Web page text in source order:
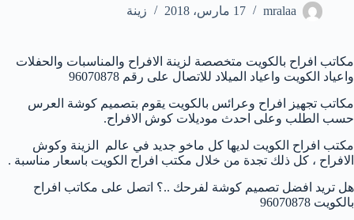
mralaa 17 مارس، 2018 زينة
مكاتب افراح بالكويت متخصصة لزينة الافراح والمناسبات والحفلات
واعياد الكويت واعياد الميلاد للاتصال على رقم 96070878
مكاتب تجهيز افراح وعرائس بالكويت يقوم بتصميم كوشة العرس
حسب الطلب وعلى احدث موديلات كوش الافراح.
مكتب افراح الكويت لديها كل ماخو جديد في عالم الزينة وكوش
الافراح ، كل ذلك تجدة من خلال مكتب افراح الكويت باسعار مناسبة .
هل تريد افضل تصميم كوشة لفرحك ..؟ اتصل على مكاتب افراح
بالكويت 96070878